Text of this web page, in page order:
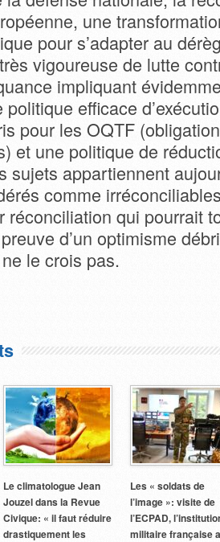
une
pour s’adapter au
vigoureuse de lutte
impliquant
efficace
pour les OQTF
et une politique de
sujets appartiennent
comme
réconciliation qui pourrait
d’un optimisme
le crois pas.
Le climatologue Jean
Jouzel dans la Revue
Civique: « il faut réduire
drastiquement les
Les « soldats de
l’image »: visite de
l’ECPAD,
militaire française